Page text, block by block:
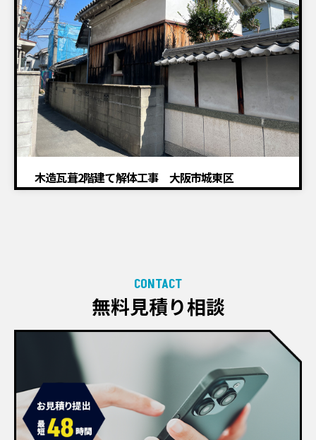
木造瓦葺2階建て解体工事 大阪市城東区
CONTACT
無料見積り相談